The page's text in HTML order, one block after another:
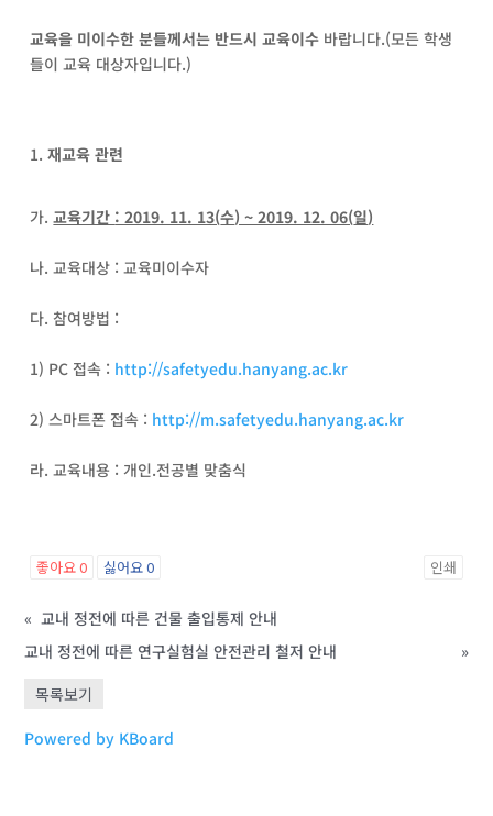
교육을 미이수한 분들께서는 반드시 교육이수 바랍니다.(모든 학생
들이 교육 대상자입니다.)
재교육 관련
가.교육기간 : 2019. 11. 13(수) ~ 2019. 12. 06(일)
나. 교육대상 : 교육미이수자
다. 참여방법 :
1) PC 접속 : http://safetyedu.hanyang.ac.kr
2) 스마트폰 접속 : http://m.safetyedu.hanyang.ac.kr
라. 교육내용 : 개인.전공별 맞춤식
좋아요0 싫어요0 인쇄
« 교내 정전에 따른 건물 출입통제 안내
교내 정전에 따른 연구실험실 안전관리 철저 안내
»
목록보기
Powered by KBoard